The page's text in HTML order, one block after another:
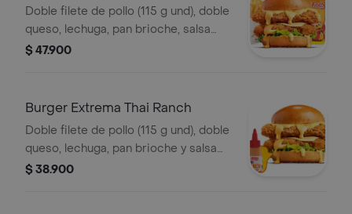
Ranch
Doble filete de pollo (115 g und), doble
queso, lechuga, pan brioche, salsa
Thai ranch, francesa mediana (60 g) y
$ 47.900
Burger Extrema Thai Ranch
Doble filete de pollo (115 g und), doble
queso, lechuga, pan brioche y salsa
Thai ranch
$ 38.900